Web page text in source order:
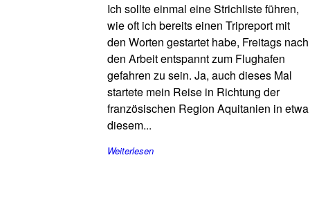
Ich sollte einmal eine Strichliste führen,
wie oft ich bereits einen Tripreport mit
den Worten gestartet habe, Freitags nach
den Arbeit entspannt zum Flughafen
gefahren zu sein. Ja, auch dieses Mal
startete mein Reise in Richtung der
französischen Region Aquitanien in etwa
diesem...
Weiterlesen